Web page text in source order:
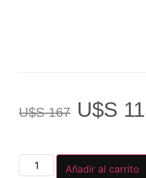
U$S167 U$S
Añadir al carrito